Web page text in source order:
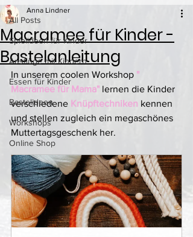
All Posts
Spielideen für Kinder
Ausflüge mit Kindern
Essen für Kinder
Bastelideen
Workshops
Online Shop
Macramee für Kinder -
Bastelanleitung
Anna Lindner
In unserem coolen Workshop "
Macramee für Mama" lernen die Kinder
verschiedene Knüpftechniken kennen
und stellen zugleich ein megaschönes
Muttertagsgeschenk her.